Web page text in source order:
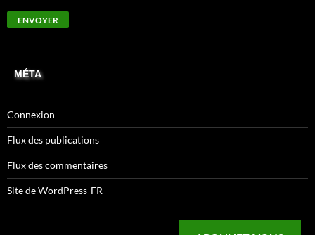
MÉTA
Connexion
Flux des publications
Flux des commentaires
Site de WordPress-FR